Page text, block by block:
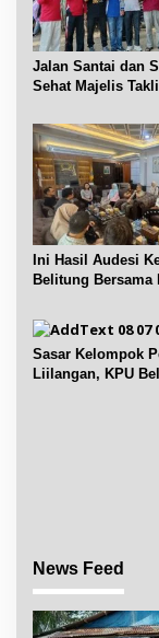
Jalan Santai dan
Sehat Majelis
Ini Hasil Audesi
Belitung Bersama
Sasar Kelompok
Liilangan, KPU
News Feed